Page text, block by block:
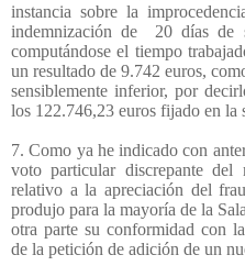
instancia sobre la
indemnización de
20 días de
computándose el tiempo
un resultado de 9.742 euros,
sensiblemente inferior, por
los 122.746,23 euros fijado en la
7. Como ya he indicado con
voto particular discrepante del
relativo a la apreciación del
produjo para la mayoría de la
otra parte su conformidad con
de la petición de adición de un